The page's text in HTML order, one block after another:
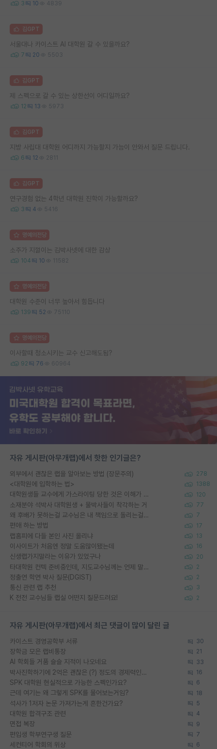
3 10 4839
김GPT
서울대나 카이스트 AI 대학원 갈 수 있을까요?
7 20 5503
김GPT
제 스펙으로 갈 수 있는 상한선이 어디일까요?
12 13 5973
김GPT
지방 사립대 대학원 어디까지 가능할지 가늠이 안와서 질문 드립니다.
6 12 2811
김GPT
연구경험 없는 4학년 대학원 진학이 가능할까요?
3 4 5416
명예의전당
소주가 지껄이는 김박사넷에 대한 감상
104 10 11582
명예의전당
대학원 수준이 너무 높아서 힘듭니다
139 52 75110
명예의전당
이사할때 청소시키는 교수 신고해도됨?
92 76 60964
자유 게시판(아무개랩)에서 핫한 인기글은?
외부에서 괜찮은 랩을 알아보는 방법 (장문주의) 278
<대학원에 입학하는 법> 1388
대학원생들 교수에게 가스라이팅 당한 것은 이해가 갑니다. 안타깝네요. 120
소재분야 석박사 대학원생 + 물박사들이 착각하는 거 77
왜 후배가 못하는걸 교수님은 내 책임으로 돌리는걸까요? 7
편애 하는 방법 17
랩홈피에 다들 본인 사진 올리냐 13
이사이트가 처음엔 정말 도움많이됐는데 16
신생랩가지말라는 이유가 있었구나 20
타대학원 컨텍 준비중인데, 지도교수님께는 언제 말씀드려야 할까요? 2
정출연 학연 박사 질문(DGIST) 2
통신 관련 랩 추천 3
K 전전 교수님들 랩실 어떤지 질문드려요! 2
자유 게시판(아무개랩)에서 최근 댓글이 많이 달린 글
카이스트 경영공학부 서류 30
장학금 모은 랩비통장 21
AI 학회들 거품 슬슬 지적이 나오네요 33
박사진학하기에 2억은 괜찮은 (?) 정도의 경제력인가요 16
SPK 대학원 현실적으로 가능한 스펙인가요? 6
근데 여기는 왜 그렇게 SPK를 물어보는거임? 18
석사가 1저자 논문 가져가는게 흔한건가요? 5
대학원 합격구조 관련 4
면접 복장 9
편입생 학부연구생 질문 7
세컨티어 학회의 위상 6